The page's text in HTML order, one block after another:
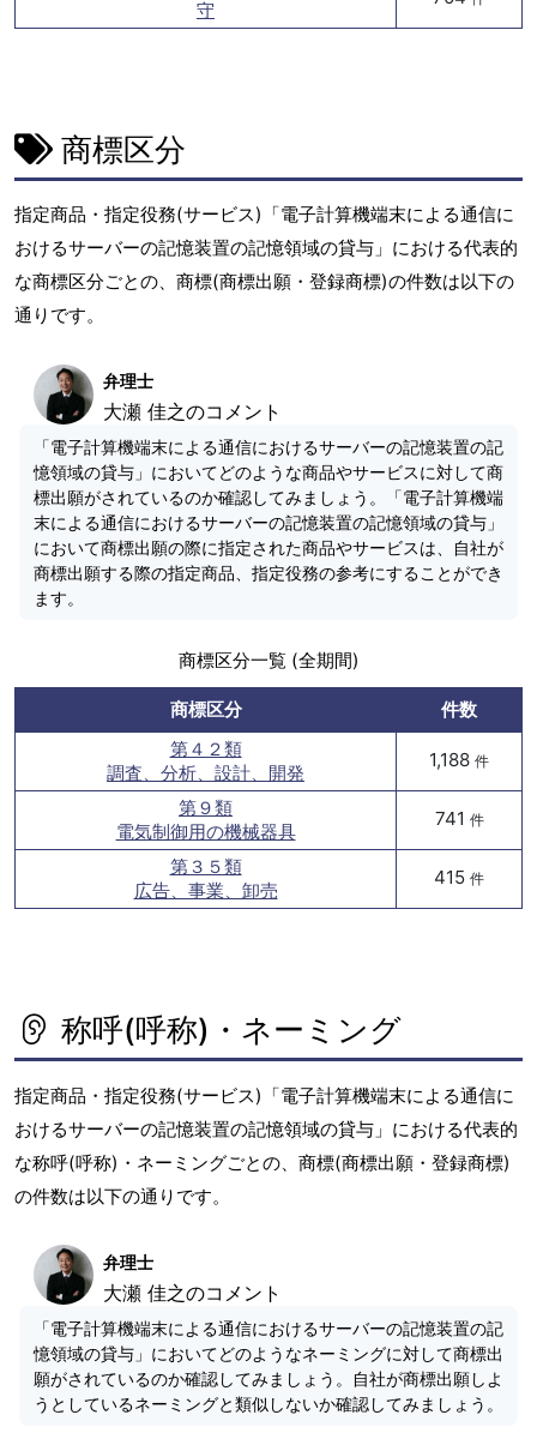
守
商標区分
指定商品・指定役務(サービス)「電子計算機端末による通信に
おけるサーバーの記憶装置の記憶領域の貸与」における代表的
な商標区分ごとの、商標(商標出願・登録商標)の件数は以下の
通りです。
弁理士
大瀬 佳之のコメント
「電子計算機端末による通信におけるサーバーの記憶装置の記
憶領域の貸与」においてどのような商品やサービスに対して商
標出願がされているのか確認してみましょう。「電子計算機端
末による通信におけるサーバーの記憶装置の記憶領域の貸与」
において商標出願の際に指定された商品やサービスは、自社が
商標出願する際の指定商品、指定役務の参考にすることができ
ます。
商標区分一覧 (全期間)
商標区分
件数
第４２類
調査、分析、設計、開発
1,188 件
第９類
電気制御用の機械器具
741 件
第３５類
広告、事業、卸売
415 件
称呼(呼称)・ネーミング
指定商品・指定役務(サービス)「電子計算機端末による通信に
おけるサーバーの記憶装置の記憶領域の貸与」における代表的
な称呼(呼称)・ネーミングごとの、商標(商標出願・登録商標)
の件数は以下の通りです。
弁理士
大瀬 佳之のコメント
「電子計算機端末による通信におけるサーバーの記憶装置の記
憶領域の貸与」においてどのようなネーミングに対して商標出
願がされているのか確認してみましょう。自社が商標出願しよ
うとしているネーミングと類似しないか確認してみましょう。